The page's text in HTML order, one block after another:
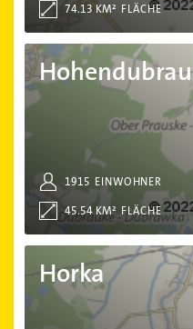
FLÄCHE
74.13 KM²
Hohendubrau
EINWOHNER
1915
FLÄCHE
45.54 KM²
Hohendubrau
Horka
Horka